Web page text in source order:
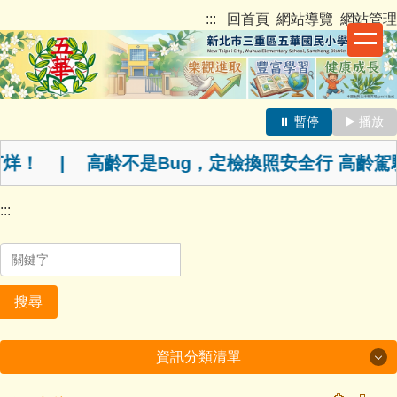
到
主
要
內
區
新北市三重區五華國民小學
::: 回首頁 網站導覽 網站管理
最新消息跑馬燈
⏸️ 暫停 ▶️ 播放
！ | 高齡不是Bug，定檢換照安全行 高
:::
搜尋
資訊分類清單